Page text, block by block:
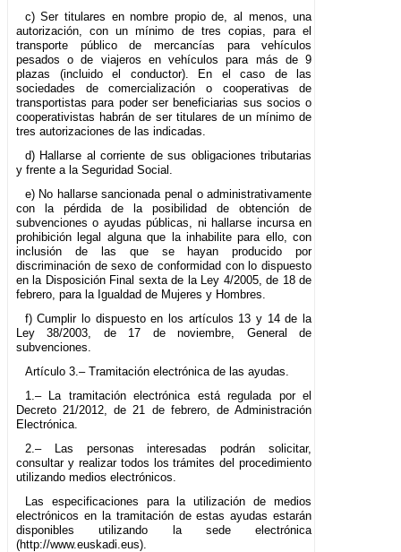
c) Ser titulares en nombre propio de, al menos, una
autorización, con un mínimo de tres copias, para el
transporte público de mercancías para vehículos
pesados o de viajeros en vehículos para más de 9
plazas (incluido el conductor). En el caso de las
sociedades de comercialización o cooperativas de
transportistas para poder ser beneficiarias sus socios o
cooperativistas habrán de ser titulares de un mínimo de
tres autorizaciones de las indicadas.
d) Hallarse al corriente de sus obligaciones tributarias
y frente a la Seguridad Social.
e) No hallarse sancionada penal o administrativamente
con la pérdida de la posibilidad de obtención de
subvenciones o ayudas públicas, ni hallarse incursa en
prohibición legal alguna que la inhabilite para ello, con
inclusión de las que se hayan producido por
discriminación de sexo de conformidad con lo dispuesto
en la Disposición Final sexta de la Ley 4/2005, de 18 de
febrero, para la Igualdad de Mujeres y Hombres.
f) Cumplir lo dispuesto en los artículos 13 y 14 de la
Ley 38/2003, de 17 de noviembre, General de
subvenciones.
Artículo 3.– Tramitación electrónica de las ayudas.
1.– La tramitación electrónica está regulada por el
Decreto 21/2012, de 21 de febrero, de Administración
Electrónica.
2.– Las personas interesadas podrán solicitar,
consultar y realizar todos los trámites del procedimiento
utilizando medios electrónicos.
Las especificaciones para la utilización de medios
electrónicos en la tramitación de estas ayudas estarán
disponibles utilizando la sede electrónica
(http://www.euskadi.eus).